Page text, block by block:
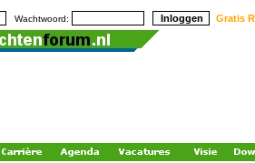
Wachtwoord: Gratis